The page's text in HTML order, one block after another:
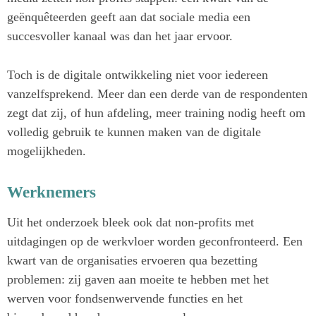
geënquêteerden geeft aan dat sociale media een
succesvoller kanaal was dan het jaar ervoor.
Toch is de digitale ontwikkeling niet voor iedereen
vanzelfsprekend. Meer dan een derde van de respondenten
zegt dat zij, of hun afdeling, meer training nodig heeft om
volledig gebruik te kunnen maken van de digitale
mogelijkheden.
Werknemers
Uit het onderzoek bleek ook dat non-profits met
uitdagingen op de werkvloer worden geconfronteerd. Een
kwart van de organisaties ervoeren qua bezetting
problemen: zij gaven aan moeite te hebben met het
werven voor fondsenwervende functies en het